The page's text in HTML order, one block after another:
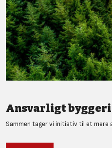
Ansvarligt byggeri
Sammen tager vi initiativ til et mere